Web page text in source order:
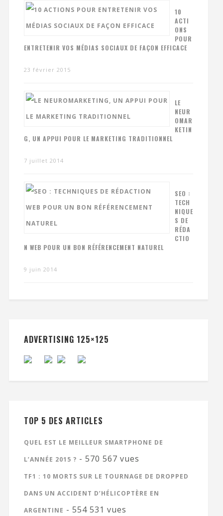
10
ACTI
ONS
POUR
ENTRETENIR VOS MÉDIAS SOCIAUX DE FAÇON EFFICACE
23 février 2015
LE
NEUR
OMAR
KETIN
G, UN APPUI POUR LE MARKETING TRADITIONNEL
7 juillet 2014
SEO :
TECH
NIQUE
S DE
RÉDA
CTIO
N WEB POUR UN BON RÉFÉRENCEMENT NATUREL
9 juin 2014
ADVERTISING 125×125
TOP 5 DES ARTICLES
QUEL EST LE MEILLEUR SMARTPHONE DE
L’ANNÉE 2015 ? - 570 567 vues
TF1 : 10 MORTS SUR LE TOURNAGE DE DROPPED
DANS UN ACCIDENT D’HÉLICOPTÈRE EN
ARGENTINE - 554 531 vues